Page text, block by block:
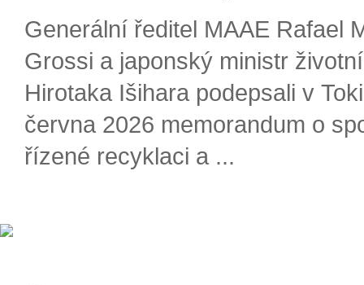
Generální ředitel MAAE Rafael
Grossi a japonský ministr
Hirotaka Išihara podepsali v
června 2026 memorandum o
řízené recyklaci a ...